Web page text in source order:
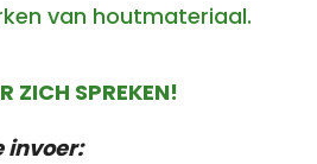
van houtmateriaal.
ZICH SPREKEN!
invoer: